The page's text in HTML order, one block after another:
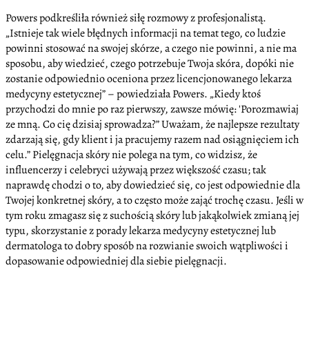
Powers podkreśliła również siłę rozmowy z profesjonalistą.
„Istnieje tak wiele błędnych informacji na temat tego, co ludzie
powinni stosować na swojej skórze, a czego nie powinni, a nie ma
sposobu, aby wiedzieć, czego potrzebuje Twoja skóra, dopóki nie
zostanie odpowiednio oceniona przez licencjonowanego lekarza
medycyny estetycznej” – powiedziała Powers. „Kiedy ktoś
przychodzi do mnie po raz pierwszy, zawsze mówię: 'Porozmawiaj
ze mną. Co cię dzisiaj sprowadza?” Uważam, że najlepsze rezultaty
zdarzają się, gdy klient i ja pracujemy razem nad osiągnięciem ich
celu.” Pielęgnacja skóry nie polega na tym, co widzisz, że
influencerzy i celebryci używają przez większość czasu; tak
naprawdę chodzi o to, aby dowiedzieć się, co jest odpowiednie dla
Twojej konkretnej skóry, a to często może zająć trochę czasu. Jeśli w
tym roku zmagasz się z suchością skóry lub jakąkolwiek zmianą jej
typu, skorzystanie z porady lekarza medycyny estetycznej lub
dermatologa to dobry sposób na rozwianie swoich wątpliwości i
dopasowanie odpowiedniej dla siebie pielęgnacji.